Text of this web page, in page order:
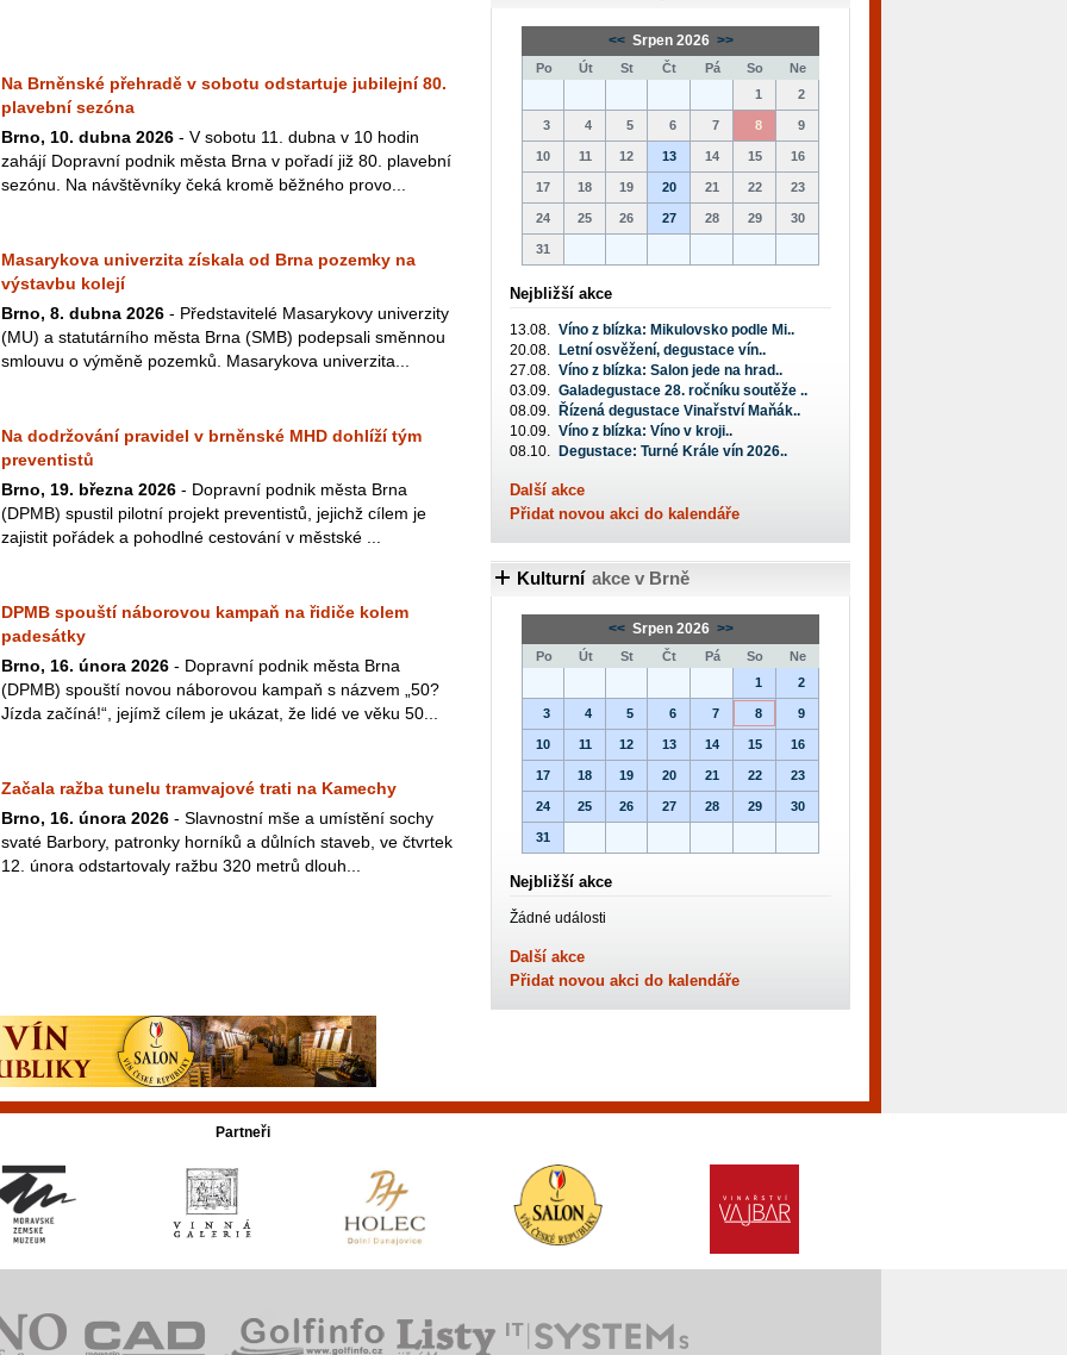
Na Brněnské přehradě v sobotu odstartuje jubilejní 80.
plavební sezóna
Brno, 10. dubna 2026 - V sobotu 11. dubna v 10 hodin
zahájí Dopravní podnik města Brna v pořadí již 80. plavební
sezónu. Na návštěvníky čeká kromě běžného provo...
Masarykova univerzita získala od Brna pozemky na
výstavbu kolejí
Brno, 8. dubna 2026 - Představitelé Masarykovy univerzity
(MU) a statutárního města Brna (SMB) podepsali směnnou
smlouvu o výměně pozemků. Masarykova univerzita...
Na dodržování pravidel v brněnské MHD dohlíží tým
preventistů
Brno, 19. března 2026 - Dopravní podnik města Brna
(DPMB) spustil pilotní projekt preventistů, jejichž cílem je
zajistit pořádek a pohodlné cestování v městské ...
DPMB spouští náborovou kampaň na řidiče kolem
padesátky
Brno, 16. února 2026 - Dopravní podnik města Brna
(DPMB) spouští novou náborovou kampaň s názvem „50?
Jízda začíná!“, jejímž cílem je ukázat, že lidé ve věku 50...
Začala ražba tunelu tramvajové trati na Kamechy
Brno, 16. února 2026 - Slavnostní mše a umístění sochy
svaté Barbory, patronky horníků a důlních staveb, ve čtvrtek
12. února odstartovaly ražbu 320 metrů dlouh...
<< Srpen 2026 >>
Po Út St Čt Pá So
Ne
1
2
3 4 5 6 7 8 9
10 11 12 13 14 15 16
17 18 19 20 21 22 23
24 25 26 27 28 29 30
31
Nejbližší akce
13.08. Víno z blízka: Mikulovsko podle Mi..
20.08.
Letní osvěžení, degustace vín..
27.08. Víno z blízka: Salon jede na hrad..
03.09. Galadegustace 28. ročníku soutěže ..
08.09.
Řízená degustace Vinařství Maňák..
10.09. Víno z blízka: Víno v kroji..
08.10.
Degustace: Turné Krále vín 2026..
Další akce
Přidat novou akci do kalendáře
Kulturní akce v Brně
<< Srpen 2026 >>
Po Út St Čt Pá So
Ne
1
2
3 4 5 6 7 8 9
10 11 12 13 14 15 16
17 18 19 20 21 22 23
24 25 26 27 28 29 30
31
Nejbližší akce
Žádné události
Další akce
Přidat novou akci do kalendáře
Partneři